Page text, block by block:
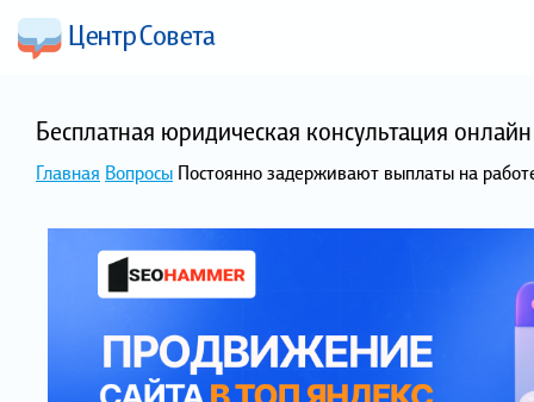
Бесплатная юридическая консультация
Главная Вопросы Постоянно задерживают выплаты на